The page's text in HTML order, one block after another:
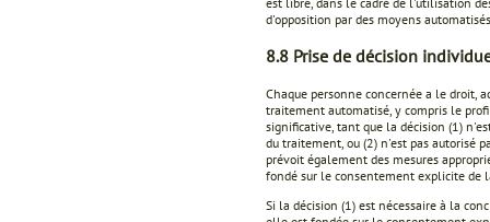
d'opposition par des moyens
8.8 Prise de décision
Chaque personne concernée a le droit,
traitement automatisé, y compris le
significative, tant que la décision (1)
du traitement, ou (2) n'est pas autorisé
prévoit également des mesures
fondé sur le consentement explicite de
Si la décision (1) est nécessaire à la